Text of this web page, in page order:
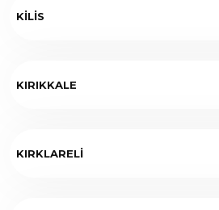
KİLİS
KIRIKKALE
KIRKLARELİ